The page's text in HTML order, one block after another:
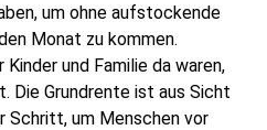
um ohne aufstockende
Monat zu kommen.
und Familie da waren,
Die Grundrente ist aus Sicht
Schritt, um Menschen vor